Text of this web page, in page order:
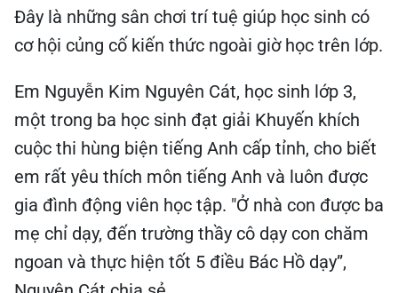
Đây là những sân chơi trí tuệ giúp học sinh có
cơ hội củng cố kiến thức ngoài giờ học trên lớp.
Em Nguyễn Kim Nguyên Cát, học sinh lớp 3,
một trong ba học sinh đạt giải Khuyến khích
cuộc thi hùng biện tiếng Anh cấp tỉnh, cho biết
em rất yêu thích môn tiếng Anh và luôn được
gia đình động viên học tập. "Ở nhà con được ba
mẹ chỉ dạy, đến trường thầy cô dạy con chăm
ngoan và thực hiện tốt 5 điều Bác Hồ dạy”,